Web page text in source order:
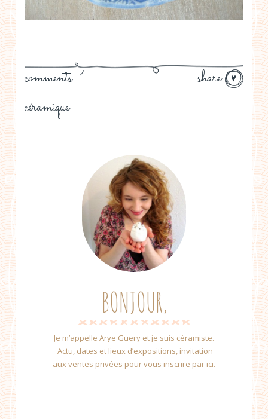
share
comments: 1
céramique
BONJOUR,
Je m’appelle Arye Guery et je suis céramiste.
Actu, dates et lieux d’expositions, invitation
aux ventes privées pour vous inscrire par ici.